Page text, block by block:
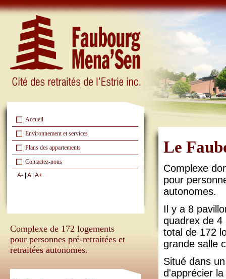
Le
Complexe
pour
autonomes.
Il y a 8
quadrex de 4
total de 172
grande salle
Situé dans
d'apprécier
Accueil
Environnement et services
Plans des appartements
Contactez-nous
A- A| A+
Complexe de 172 logements
pour personnes pré-retraitées et
retraitées autonomes.